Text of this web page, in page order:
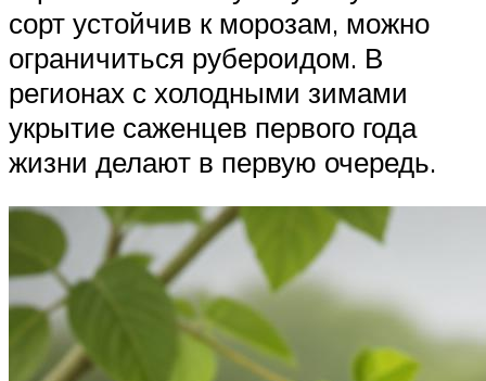
сорт устойчив к морозам, можно
ограничиться рубероидом. В
регионах с холодными зимами
укрытие саженцев первого года
жизни делают в первую очередь.